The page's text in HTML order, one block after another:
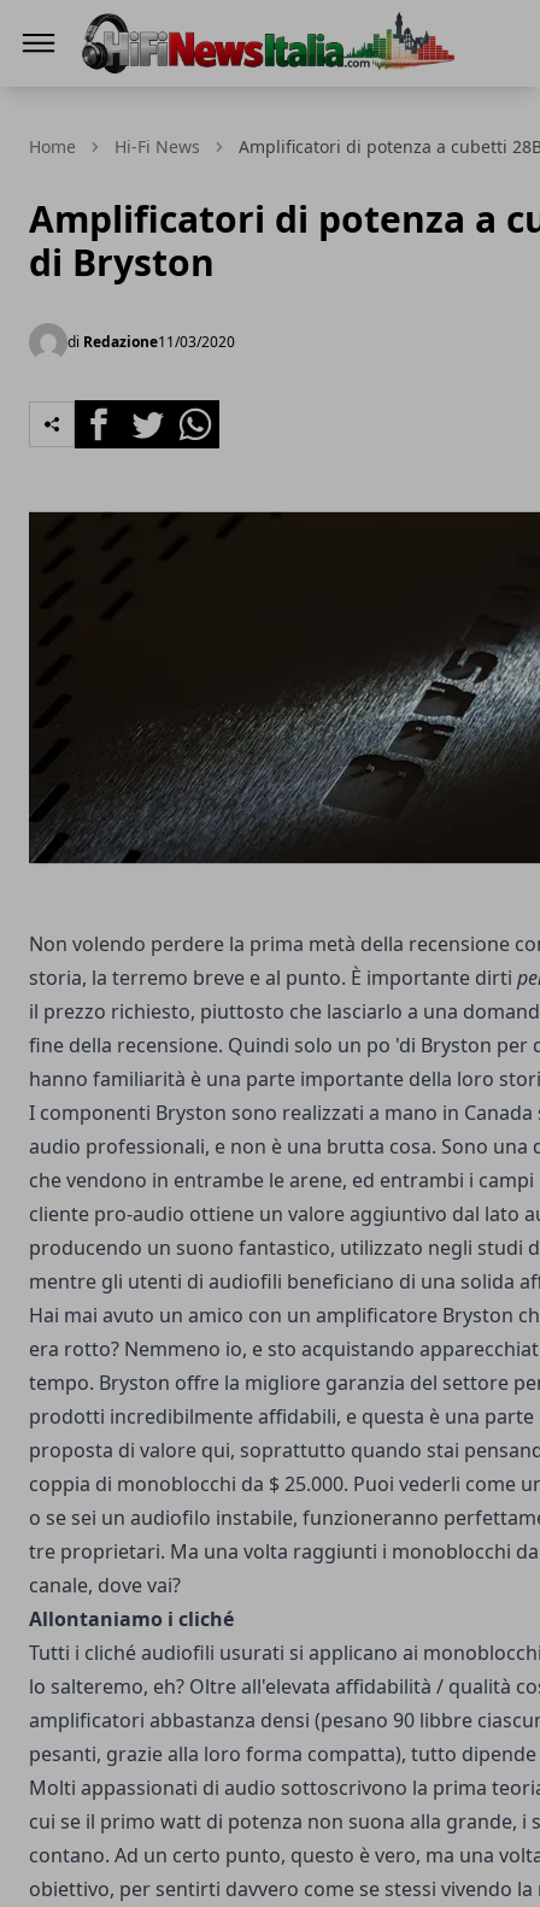
Home Hi-Fi News Amplificatori di potenza a cubetti
Amplificatori di potenza a
di Bryston
di Redazione11/03/2020
FacebookTwitterWhatsapp
Non volendo perdere la prima metà della recensione
storia, la terremo breve e al punto. È importante dirti
il prezzo richiesto, piuttosto che lasciarlo a una
fine della recensione. Quindi solo un po 'di Bryston per
hanno familiarità è una parte importante della loro
I componenti Bryston sono realizzati a mano in
audio professionali, e non è una brutta cosa. Sono una
che vendono in entrambe le arene, ed entrambi i
cliente pro-audio ottiene un valore aggiuntivo dal lato
producendo un suono fantastico, utilizzato negli studi
mentre gli utenti di audiofili beneficiano di una solida
Hai mai avuto un amico con un amplificatore Bryston
era rotto? Nemmeno io, e sto acquistando
tempo. Bryston offre la migliore garanzia del settore
prodotti incredibilmente affidabili, e questa è una parte
proposta di valore qui, soprattutto quando stai
coppia di monoblocchi da $ 25.000. Puoi vederli come
o se sei un audiofilo instabile, funzioneranno
tre proprietari. Ma una volta raggiunti i monoblocchi
canale, dove vai?
Allontaniamo i cliché
Tutti i cliché audiofili usurati si applicano ai
lo salteremo, eh? Oltre all'elevata affidabilità / qualità
amplificatori abbastanza densi (pesano 90 libbre
pesanti, grazie alla loro forma compatta), tutto
Molti appassionati di audio sottoscrivono la prima
cui se il primo watt di potenza non suona alla grande, i
contano. Ad un certo punto, questo è vero, ma una
obiettivo, per sentirti davvero come se stessi vivendo la